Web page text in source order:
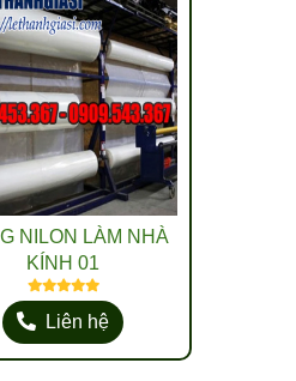
NILON LÀM NHÀ
KÍNH 01
Liên hệ